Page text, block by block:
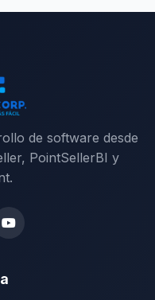
de software desde
PointSellerBI y